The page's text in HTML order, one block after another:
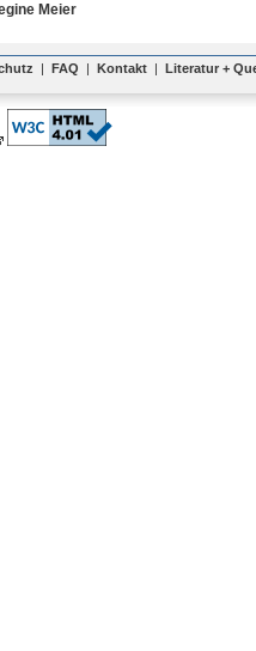
Meier
| FAQ | Kontakt | Literatur +